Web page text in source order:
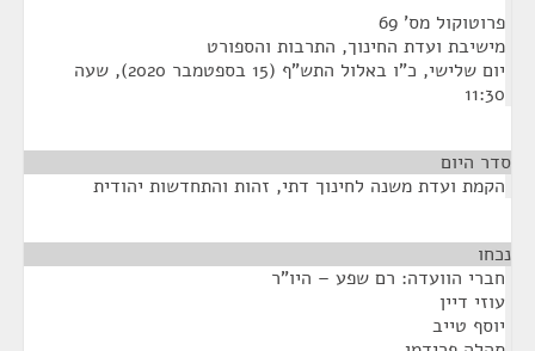
פרוטוקול מס' 69
מישיבת ועדת החינוך, התרבות והספורט
יום שלישי, כ"ו באלול התש"ף (15 בספטמבר 2020), שעה
11:30
סדר היום
הקמת ועדת משנה לחינוך דתי, זהות והתחדשות יהודית
נכחו
חברי הוועדה: רם שפע – היו"ר
עוזי דיין
יוסף טייב